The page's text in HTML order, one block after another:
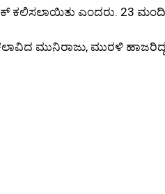
ಕಲಿಸಲಾಯಿತು ಎಂದರು. 23
ಮುನಿರಾಜು, ಮುರಳಿ